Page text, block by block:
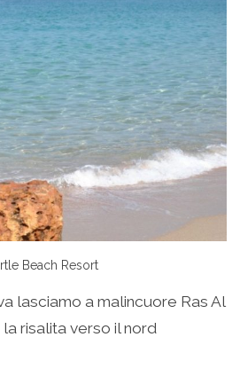
Beach Resort
lasciamo a malincuore Ras Al
risalita verso il nord